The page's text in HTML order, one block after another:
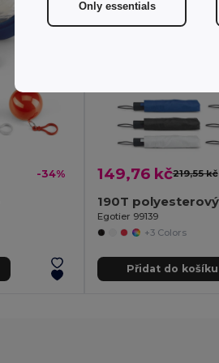
-34% 149,76 kč219,55 kč
Egotier 99139
+3 Colors
Přidat do košíku
Only essentials